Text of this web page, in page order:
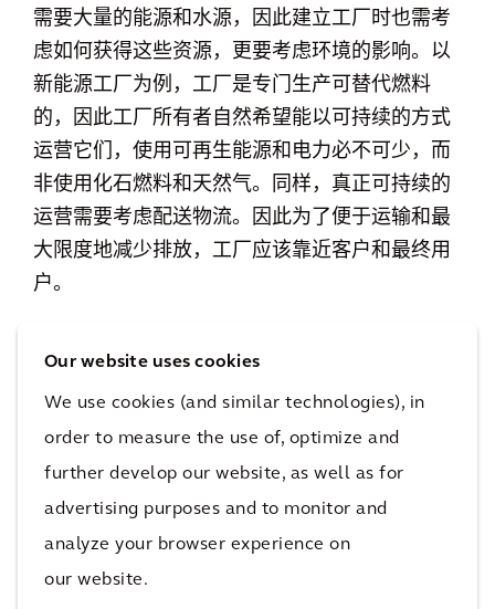
Our website uses cookies
We use cookies (and similar technologies), in
order to measure the use of, optimize and
further develop our website, as well as for
advertising purposes and to monitor and
analyze your browser experience on
our website.
需要大量的能源和水源，因此建立工厂时也需考
虑如何获得这些资源，更要考虑环境的影响。以
新能源工厂为例，工厂是专门生产可替代燃料
的，因此工厂所有者自然希望能以可持续的方式
运营它们，使用可再生能源和电力必不可少，而
非使用化石燃料和天然气。同样，真正可持续的
运营需要考虑配送物流。因此为了便于运输和最
大限度地减少排放，工厂应该靠近客户和最终用
户。
险），而且对周边基础设施和生态环境的调查还
有助于对项目建设的成本和工期做出准确的预
判，最大限度减少后期的不可预见性造成的成本
增加和工期延误。
4、筹建与实施